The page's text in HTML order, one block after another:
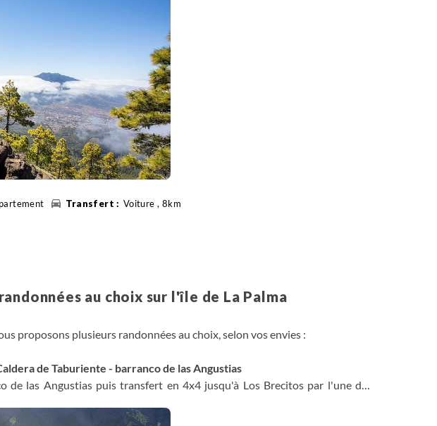
Voiture , 8km
au choix sur l'île de La Palma
proposons plusieurs randonnées au choix, selon vos envies :
de Taburiente - barranco de las Angustias
de las Angustias puis transfert en 4x4 jusqu'à Los Brecitos par l'une des
dans le barranco de las Angustias. Aiguilles rocheuses, falaises, petit